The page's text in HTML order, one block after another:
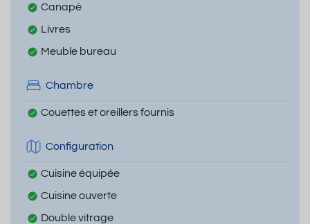
Canapé
Livres
Meuble bureau
Chambre
Couettes et oreillers fournis
Configuration
Cuisine équipée
Cuisine ouverte
Double vitrage